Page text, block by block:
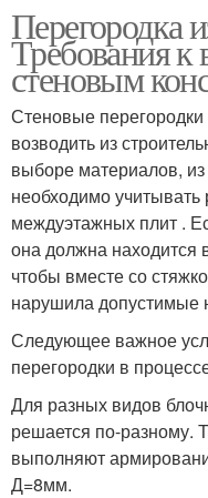
газобетона
Перегородки из
гипсокартона
Перегородка
Требования к
стеновым
Стеновые перегородки
возводить из
выборе материалов,
необходимо
междуэтажных плит .
она должна находится
чтобы вместе со
нарушила допустимые
Следующее важное
перегородки в
Для разных видов
решается по-разному.
выполняют
Д=8мм.